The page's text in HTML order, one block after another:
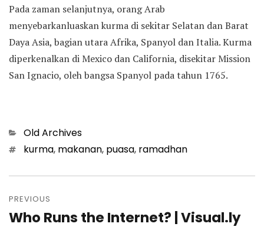
Pada zaman selanjutnya, orang Arab
menyebarkanluaskan kurma di sekitar Selatan dan Barat
Daya Asia, bagian utara Afrika, Spanyol dan Italia. Kurma
diperkenalkan di Mexico dan California, disekitar Mission
San Ignacio, oleh bangsa Spanyol pada tahun 1765.
Categories
Old Archives
Tagskurma, makanan, puasa, ramadhan
Post
navigation
PREVIOUS
Previous
Who Runs the Internet? | Visual.ly